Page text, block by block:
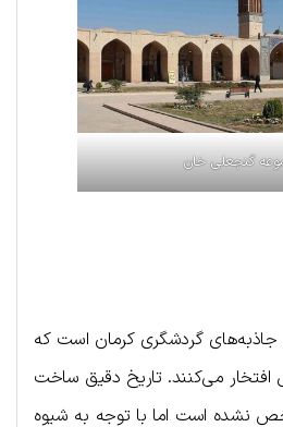
گنجعلی خان
جاذبه‌های گردشگری کرمان است که
می‌کنند. تاریخ دقیق ساخت
نشده است اما با توجه به شیوه